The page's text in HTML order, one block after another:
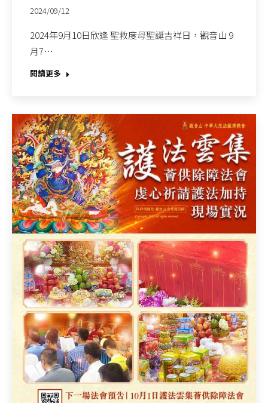
2024/09/12
2024年9月10日欣逢 聖救度母聖誕吉祥日，觀音山 9
月7…
閱讀更多